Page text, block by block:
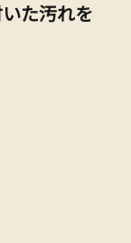
た汚れを